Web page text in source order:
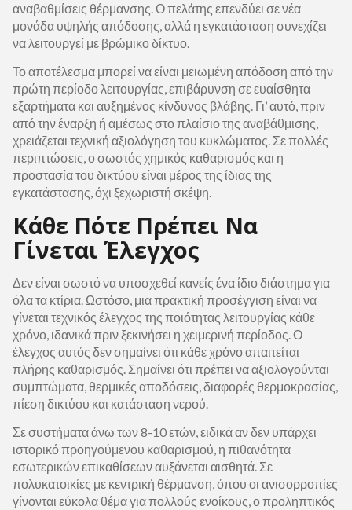
αναβαθμίσεις θέρμανσης. Ο πελάτης επενδύει σε νέα
μονάδα υψηλής απόδοσης, αλλά η εγκατάσταση συνεχίζει
να λειτουργεί με βρώμικο δίκτυο.
Το αποτέλεσμα μπορεί να είναι μειωμένη απόδοση από την
πρώτη περίοδο λειτουργίας, επιβάρυνση σε ευαίσθητα
εξαρτήματα και αυξημένος κίνδυνος βλάβης. Γι’ αυτό, πριν
από την έναρξη ή αμέσως στο πλαίσιο της αναβάθμισης,
χρειάζεται τεχνική αξιολόγηση του κυκλώματος. Σε πολλές
περιπτώσεις, ο σωστός χημικός καθαρισμός και η
προστασία του δικτύου είναι μέρος της ίδιας της
εγκατάστασης, όχι ξεχωριστή σκέψη.
Κάθε Πότε Πρέπει Να
Γίνεται Έλεγχος
Δεν είναι σωστό να υποσχεθεί κανείς ένα ίδιο διάστημα για
όλα τα κτίρια. Ωστόσο, μια πρακτική προσέγγιση είναι να
γίνεται τεχνικός έλεγχος της ποιότητας λειτουργίας κάθε
χρόνο, ιδανικά πριν ξεκινήσει η χειμερινή περίοδος. Ο
έλεγχος αυτός δεν σημαίνει ότι κάθε χρόνο απαιτείται
πλήρης καθαρισμός. Σημαίνει ότι πρέπει να αξιολογούνται
συμπτώματα, θερμικές αποδόσεις, διαφορές θερμοκρασίας,
πίεση δικτύου και κατάσταση νερού.
Σε συστήματα άνω των 8-10 ετών, ειδικά αν δεν υπάρχει
ιστορικό προηγούμενου καθαρισμού, η πιθανότητα
εσωτερικών επικαθίσεων αυξάνεται αισθητά. Σε
πολυκατοικίες με κεντρική θέρμανση, όπου οι ανισορροπίες
γίνονται εύκολα θέμα για πολλούς ενοίκους, ο προληπτικός